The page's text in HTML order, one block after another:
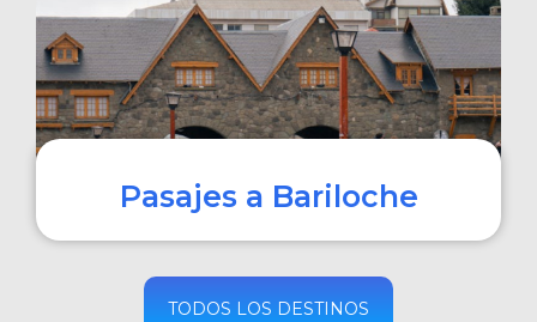
COMPRAR
Pasajes a Bariloche
COMPRAR
TODOS LOS DESTINOS